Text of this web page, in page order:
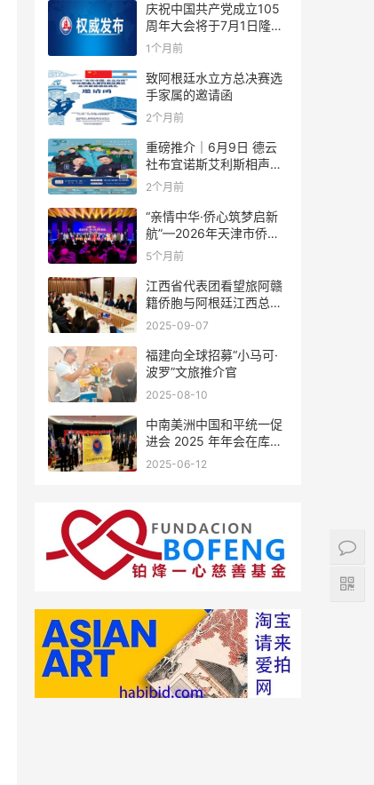
庆祝中国共产党成立105
周年大会将于7月1日隆重
举行
1个月前
致阿根廷水立方总决赛选
手家属的邀请函
2个月前
重磅推介｜6月9日 德云
社布宜诺斯艾利斯相声专
场！国风曲艺邂逅南美风
结！
2个月前
“亲情中华·侨心筑梦启新
航”—2026年天津市侨界
新春联谊活动成功举办
5个月前
江西省代表团看望旅阿赣
籍侨胞与阿根廷江西总商
会座谈
2025-09-07
福建向全球招募“小马可·
波罗”文旅推介官
2025-08-10
中南美洲中国和平统一促
进会 2025 年年会在库拉
索圆满举行，共绘反“独”
2025-06-12